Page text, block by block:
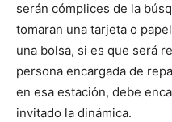
serán cómplices de la
tomaran una tarjeta o
una bolsa, si es que será
persona encargada de
en esa estación, debe
invitado la dinámica.